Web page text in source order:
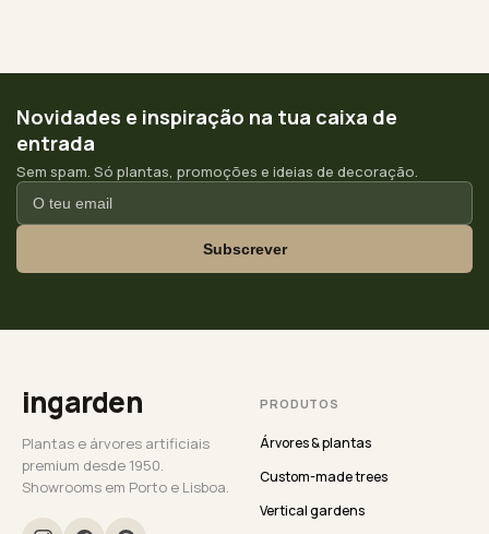
Novidades e inspiração na tua caixa de
entrada
Sem spam. Só plantas, promoções e ideias de decoração.
Subscrever
ingarden
Plantas e árvores artificiais
premium desde 1950.
Showrooms em Porto e Lisboa.
PRODUTOS
Árvores & plantas
Custom-made trees
Vertical gardens